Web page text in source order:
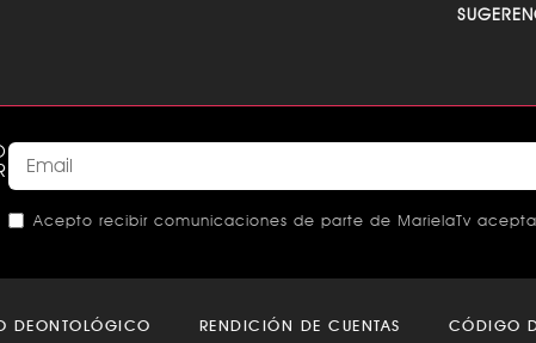
Acepto recibir comunicaciones de parte de MarielaTv
This
should
DEONTOLÓGICO RENDICIÓN DE CUENTAS CÓDIGO